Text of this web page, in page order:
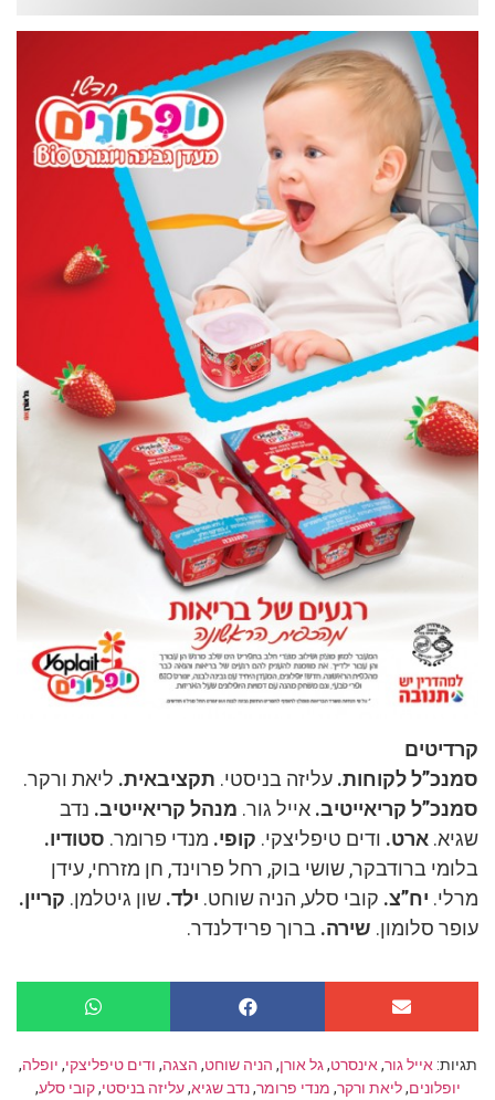
קרדיטים
סמנכ”ל לקוחות. עליזה בניסטי. תקציבאית. ליאת ורקר.
סמנכ”ל קריאייטיב. אייל גור. מנהל קריאייטיב. נדב
שגיא. ארט. ודים טיפליצקי. קופי. מנדי פרומר. סטודיו.
בלומי ברודבקר, שושי בוק, רחל פרוינד, חן מזרחי, עידן
מרלי. יח”צ. קובי סלע, הניה שוחט. ילד. שון גיטלמן. קריין.
עופר סלומון. שירה. ברוך פרידלנדר.
תגיות: אייל גור, אינסרט,גל אורן, הניה שוחט, הצגה, ודים טיפליצקי, יופלה,
יופלונים,ליאת ורקר, מנדי פרומר,נדב שגיא,עליזה בניסטי,קובי סלע,